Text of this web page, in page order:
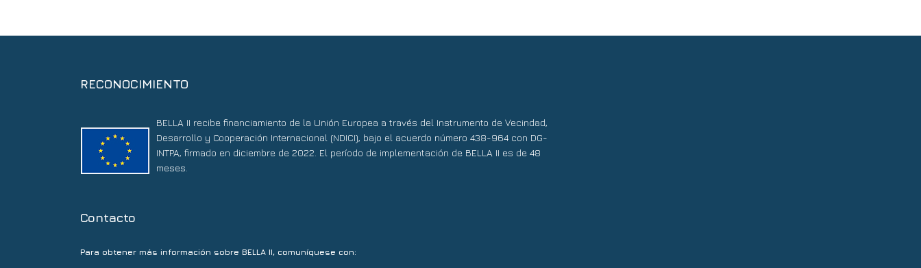
RECONOCIMIENTO
BELLA II recibe financiamiento de la Unión Europea a través del Instrumento de Vecindad,
Desarrollo y Cooperación Internacional (NDICI), bajo el acuerdo número 438-964 con DG-
INTPA, firmado en diciembre de 2022. El período de implementación de BELLA II es de 48
meses.
Contacto
Para obtener más información sobre BELLA II, comuníquese con: